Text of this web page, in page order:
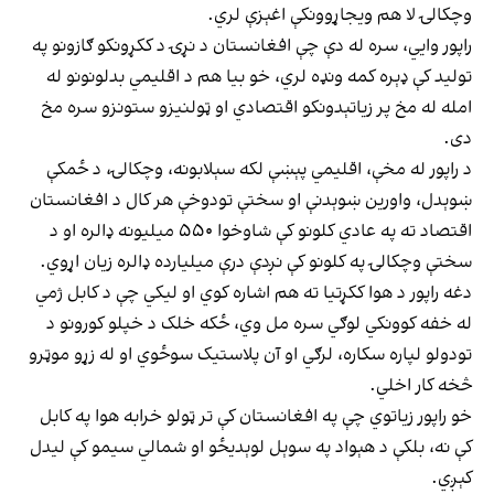
وچکالۍ لا هم ویجاړوونکې اغېزې لري.
راپور وایي، سره له دې چې افغانستان د نړۍ د ککړونکو ګازونو په
تولید کې ډېره کمه ونډه لري، خو بیا هم د اقلیمي بدلونونو له
امله له مخ پر زیاتېدونکو اقتصادي او ټولنیزو ستونزو سره مخ
دی.
د راپور له مخې، اقلیمي پېښې لکه سېلابونه، وچکالۍ، د ځمکې
ښوېدل، واورین ښوېدنې او سختې تودوخې هر کال د افغانستان
اقتصاد ته په عادي کلونو کې شاوخوا ۵۵۰ میلیونه ډالره او د
سختې وچکالۍ په کلونو کې نږدې درې میلیارده ډالره زیان اړوي.
دغه راپور د هوا ککړتیا ته هم اشاره کوي او لیکي چې د کابل ژمي
له خفه کوونکي لوګي سره مل وي، ځکه خلک د خپلو کورونو د
تودولو لپاره سکاره، لرګي او آن پلاستیک سوځوي او له زړو موټرو
څخه کار اخلي.
خو راپور زیاتوي چې په افغانستان کې تر ټولو خرابه هوا په کابل
کې نه، بلکې د هېواد په سوېل لوېدیځو او شمالي سیمو کې لیدل
کېږي.